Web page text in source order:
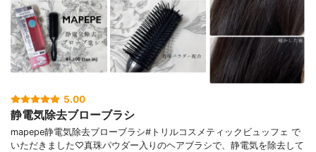
5.00
静電気除去ブローブラシ
mapepe静電気除去ブローブラシ#トリルコスメティックビュッフェ で
いただきました♡真珠パウダー入りのヘアブラシで、静電気を除去して